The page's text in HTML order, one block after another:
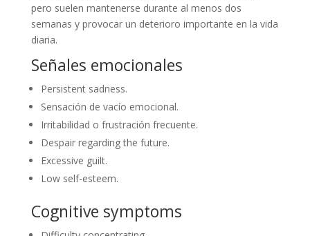
pero suelen mantenerse durante al menos dos
semanas y provocar un deterioro importante en la vida
diaria.
Señales emocionales
Persistent sadness.
Sensación de vacío emocional.
Irritabilidad o frustración frecuente.
Despair regarding the future.
Excessive guilt.
Low self-esteem.
Cognitive symptoms